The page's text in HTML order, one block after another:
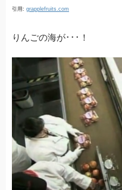
引用: grapplefruits.com
りんごの海が･･･！